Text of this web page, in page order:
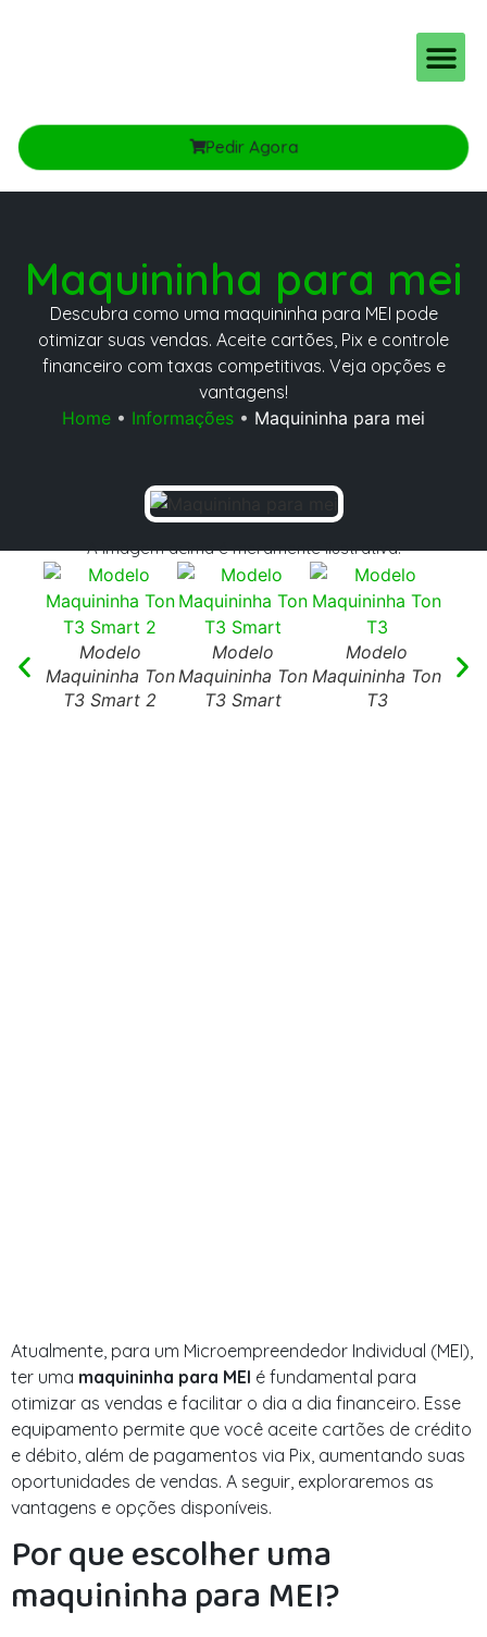
Pedir Agora
Maquininha para mei
Descubra como uma maquininha para MEI pode
otimizar suas vendas. Aceite cartões, Pix e controle
financeiro com taxas competitivas. Veja opções e
vantagens!
Home • Informações • Maquininha para mei
A imagem acima é meramente ilustrativa.
Modelo
Maquininha Ton
T3 Smart 2
Modelo
Maquininha Ton
T3 Smart
Modelo
Maquininha Ton
T3
Atualmente, para um Microempreendedor Individual (MEI),
ter uma maquininha para MEI é fundamental para
otimizar as vendas e facilitar o dia a dia financeiro. Esse
equipamento permite que você aceite cartões de crédito
e débito, além de pagamentos via Pix, aumentando suas
oportunidades de vendas. A seguir, exploraremos as
vantagens e opções disponíveis.
Por que escolher uma
maquininha para MEI?